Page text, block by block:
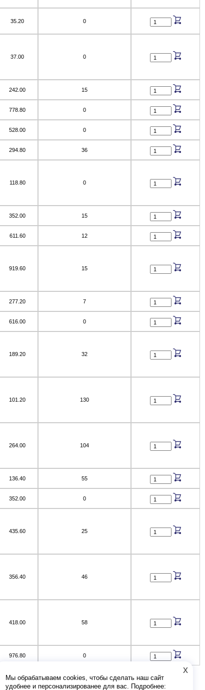
x
Мы обрабатываем cookies, чтобы сделать наш сайт
удобнее и персонализированее для вас. Подробнее:
35.20 0
37.00 0
242.00 15
778.80 0
528.00 0
294.80 36
118.80 0
352.00 15
611.60 12
919.60 15
277.20 7
616.00 0
189.20 32
101.20 130
264.00 104
136.40 55
352.00 0
435.60 25
356.40 46
418.00 58
976.80 0
37 38 39 40 41 42 43 44 45 46 47 48 49 50 51 52 53 54 55
95 96 97 98 99 100 101 102 103 104 105 106 107 108 109